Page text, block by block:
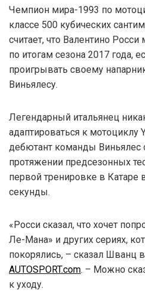
Чемпион мира-1993 по
классе 500 кубических
считает, что Валентино
по итогам сезона 2017 года,
проигрывать своему
Виньялесу.
Легендарный итальянец
адаптироваться к мотоциклу
дебютант команды Виньялес
протяжении предсезонных
первой тренировке в Катаре
секунды.
«Росси сказал, что хочет
Ле-Мана» и других сериях,
покорялись, – сказал Шванц
AUTOSPORT.com. – Можно
к уходу.